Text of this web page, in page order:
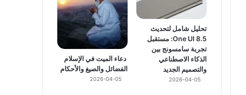
تحليل شامل لتحديث
One UI 8.5: مستقبل
تجربة سامسونج بين
الذكاء الاصطناعي
والتصميم الجديد
2026-04-05
دعاء الميت في الإسلام
الفضائل والصيغ والأحكام
2026-04-05